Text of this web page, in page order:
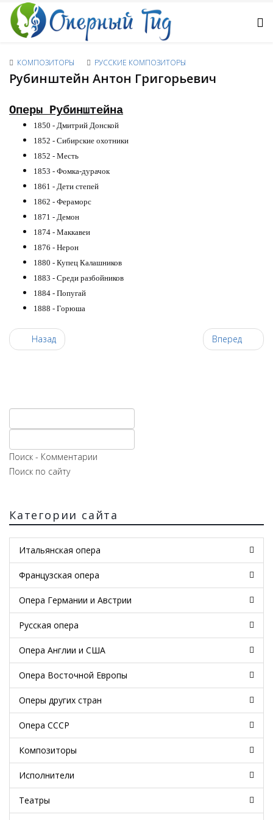
КОМПОЗИТОРЫ РУССКИЕ КОМПОЗИТОРЫ
Рубинштейн Антон Григорьевич
Оперы Рубинштейна
1850 - Дмитрий Донской
1852 - Сибирские охотники
1852 - Месть
1853 - Фомка-дурачок
1861 - Дети степей
1862 - Фераморс
1871 - Демон
1874 - Маккавеи
1876 - Нерон
1880 - Купец Калашников
1883 - Среди разбойников
1884 - Попугай
1888 - Горюша
Назад Вперед
Поиск - Комментарии
Поиск по сайту
Категории сайта
Итальянская опера
Французская опера
Опера Германии и Австрии
Русская опера
Опера Англии и США
Опера Восточной Европы
Оперы других стран
Опера СССР
Композиторы
Исполнители
Театры